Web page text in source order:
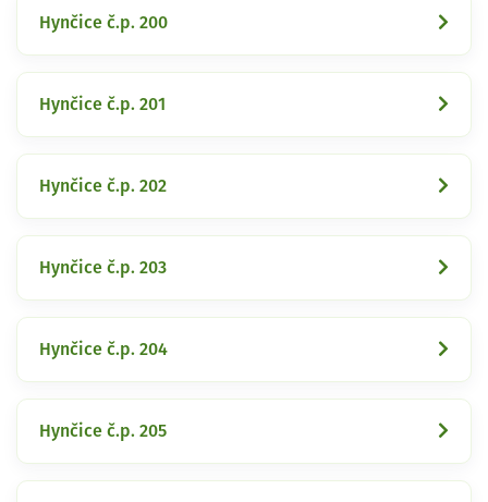
Hynčice č.p. 200
Hynčice č.p. 201
Hynčice č.p. 202
Hynčice č.p. 203
Hynčice č.p. 204
Hynčice č.p. 205